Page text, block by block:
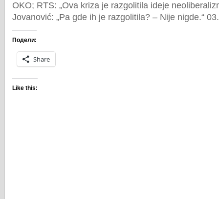
OKO; RTS: „Ova kriza je razgolitila ideje
Jovanović: „Pa gde ih je razgolitila? – Nije nigde.“
Подели:
Share
Like this: